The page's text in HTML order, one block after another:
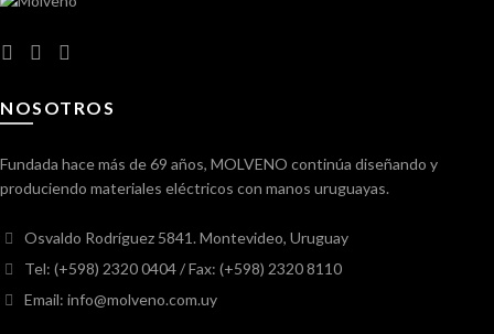
NOSOTROS
Fundada hace más de 69 años, MOLVENO continúa diseñando y
produciendo materiales eléctricos con manos uruguayas.
Osvaldo Rodríguez 5841. Montevideo, Uruguay
Tel: (+598) 2320 0404/ Fax: (+598) 2320 8110
Email: info@molveno.com.uy